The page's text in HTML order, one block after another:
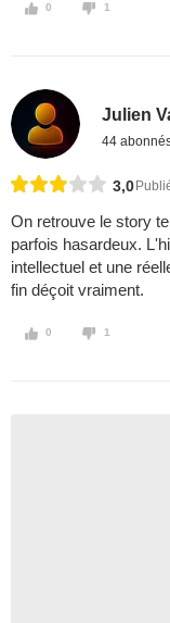
0 1
Julien
44
3,0
On retrouve le story
parfois hasardeux.
intellectuel et une
fin déçoit vraiment.
0 1